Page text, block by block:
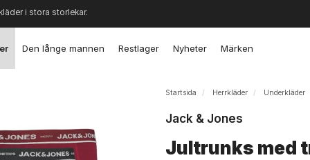
i stora storlekar.
Den långe mannen Restlager Nyheter Märken
Startsida Herrkläder Underkläder
Jack & Jones
Jultrunks med